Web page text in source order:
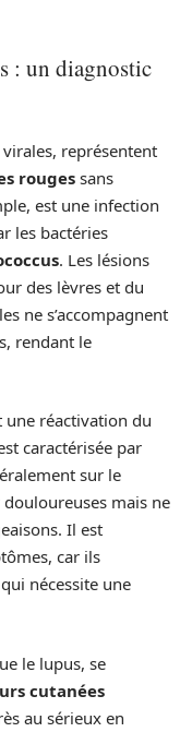
: un diagnostic
représentent
rougessans
est une infection
les bactéries
. Les lésions
des lèvres et du
ne s’accompagnent
rendant le
une réactivation du
caractérisée par
sur le
mais ne
Il est
car ils
nécessite une
le lupus, se
cutanées
au sérieux en